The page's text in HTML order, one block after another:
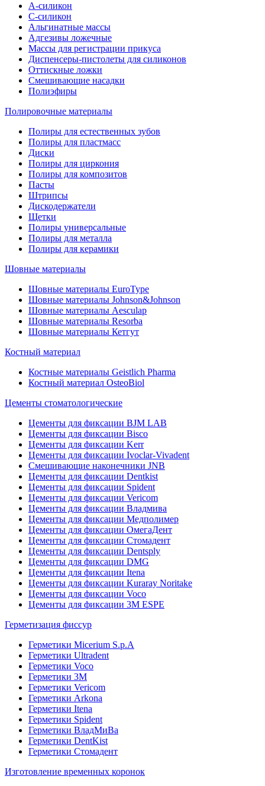
А-силикон
C-силикон
Альгинатные массы
Адгезивы ложечные
Массы для регистрации прикуса
Диспенсеры-пистолеты для силиконов
Оттискные ложки
Смешивающие насадки
Полиэфиры
Полировочные материалы
Полиры для естественных зубов
Полиры для пластмасс
Диски
Полиры для циркония
Полиры для композитов
Пасты
Штрипсы
Дискодержатели
Щетки
Полиры универсальные
Полиры для металла
Полиры для керамики
Шовные материалы
Шовные материалы EuroType
Шовные материалы Johnson&Johnson
Шовные материалы Aesculap
Шовные материалы Resorba
Шовные материалы Кетгут
Костный материал
Костные материалы Geistlich Pharma
Костный материал OsteoBiol
Цементы стоматологические
Цементы для фиксации BJM LAB
Цементы для фиксации Bisco
Цементы для фиксации Kerr
Цементы для фиксации Ivoclar-Vivadent
Смешивающие наконечники JNB
Цементы для фиксации Dentkist
Цементы для фиксации Spident
Цементы для фиксации Vericom
Цементы для фиксации Владмива
Цементы для фиксации Медполимер
Цементы для фиксации ОмегаДент
Цементы для фиксации Стомадент
Цементы для фиксации Dentsply
Цементы для фиксации DMG
Цементы для фиксации Itena
Цементы для фиксации Kuraray Noritake
Цементы для фиксации Voco
Цементы для фиксации 3M ESPE
Герметизация фиссур
Герметики Micerium S.p.A
Герметики Ultradent
Герметики Voco
Герметики 3M
Герметики Vericom
Герметики Arkona
Герметики Itena
Герметики Spident
Герметики ВладМиВа
Герметики DentKist
Герметики Стомадент
Изготовление временных коронок